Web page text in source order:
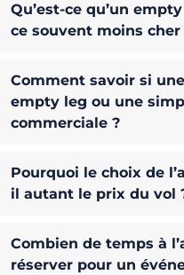
Qu’est-ce qu’un
ce souvent moins cher
Comment savoir si
empty leg ou une
commerciale ?
Pourquoi le choix de
il autant le prix du vol
Combien de temps à
réserver pour un